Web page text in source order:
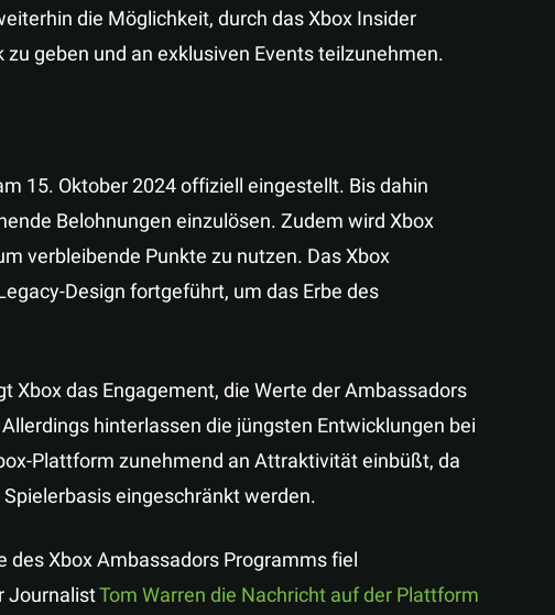
die Möglichkeit, durch das Xbox Insider
geben und an exklusiven Events teilzunehmen.
15. Oktober 2024 offiziell eingestellt. Bis dahin
Belohnungen einzulösen. Zudem wird Xbox
verbleibende Punkte zu nutzen. Das Xbox
Design fortgeführt, um das Erbe des
Xbox das Engagement, die Werte der Ambassadors
hinterlassen die jüngsten Entwicklungen bei
Plattform zunehmend an Attraktivität einbüßt, da
eingeschränkt werden.
des Xbox Ambassadors Programms fiel
JournalistTom Warren die Nachricht auf der Plattform